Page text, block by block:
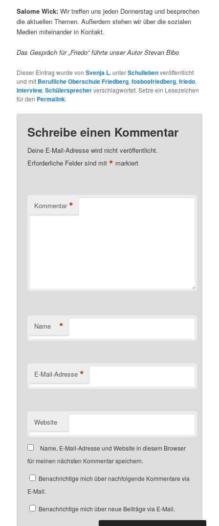
Salome Wick:Wir treffen uns jeden Donnerstag und besprechen
die aktuellen Themen. Außerdem stehen wir über die sozialen
Medien miteinander in Kontakt.
Das Gespräch für „Friedo“ führte unser Autor Stevan Bibo
Dieser Eintrag wurde vonSvenja L.unterSchullebenveröffentlicht
und mit Berufliche Oberschule Friedberg,fosbosfriedberg,friedo,
Interview,Schülersprecherverschlagwortet. Setze ein Lesezeichen
für den Permalink.
Schreibe einen Kommentar
Deine E-Mail-Adresse wird nicht veröffentlicht.
Erforderliche Felder sind mit* markiert
Kommentar *
Name *
E-Mail-Adresse *
Website
Name, E-Mail-Adresse und Website in diesem Browser
für meinen nächsten Kommentar speichern.
Benachrichtige mich über nachfolgende Kommentare via
E-Mail.
Benachrichtige mich über neue Beiträge via E-Mail.